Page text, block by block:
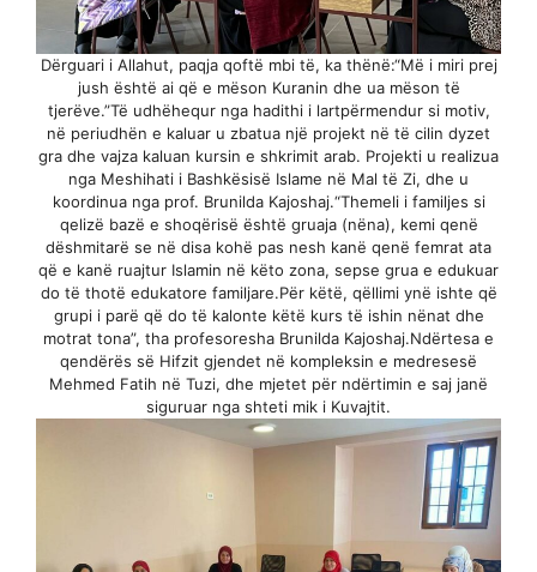
Dërguari i Allahut, paqja qoftë mbi të, ka thënë:“Më i miri prej
jush është ai që e mëson Kuranin dhe ua mëson të
tjerëve.”Të udhëhequr nga hadithi i lartpërmendur si motiv,
në periudhën e kaluar u zbatua një projekt në të cilin dyzet
gra dhe vajza kaluan kursin e shkrimit arab. Projekti u realizua
nga Meshihati i Bashkësisë Islame në Mal të Zi, dhe u
koordinua nga prof. Brunilda Kajoshaj.“Themeli i familjes si
qelizë bazë e shoqërisë është gruaja (nëna), kemi qenë
dëshmitarë se në disa kohë pas nesh kanë qenë femrat ata
që e kanë ruajtur Islamin në këto zona, sepse grua e edukuar
do të thotë edukatore familjare.Për këtë, qëllimi ynë ishte që
grupi i parë që do të kalonte këtë kurs të ishin nënat dhe
motrat tona”, tha profesoresha Brunilda Kajoshaj.Ndërtesa e
qendërës së Hifzit gjendet në kompleksin e medresesë
Mehmed Fatih në Tuzi, dhe mjetet për ndërtimin e saj janë
siguruar nga shteti mik i Kuvajtit.